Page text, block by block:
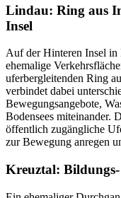
Lindau: Ring aus
Insel
Auf der Hinteren Insel in
ehemalige
uferbergleitenden Ring
verbindet dabei
Bewegungsangebote,
Bodensees miteinander.
öffentlich zugängliche
zur Bewegung anregen
Kreuztal: